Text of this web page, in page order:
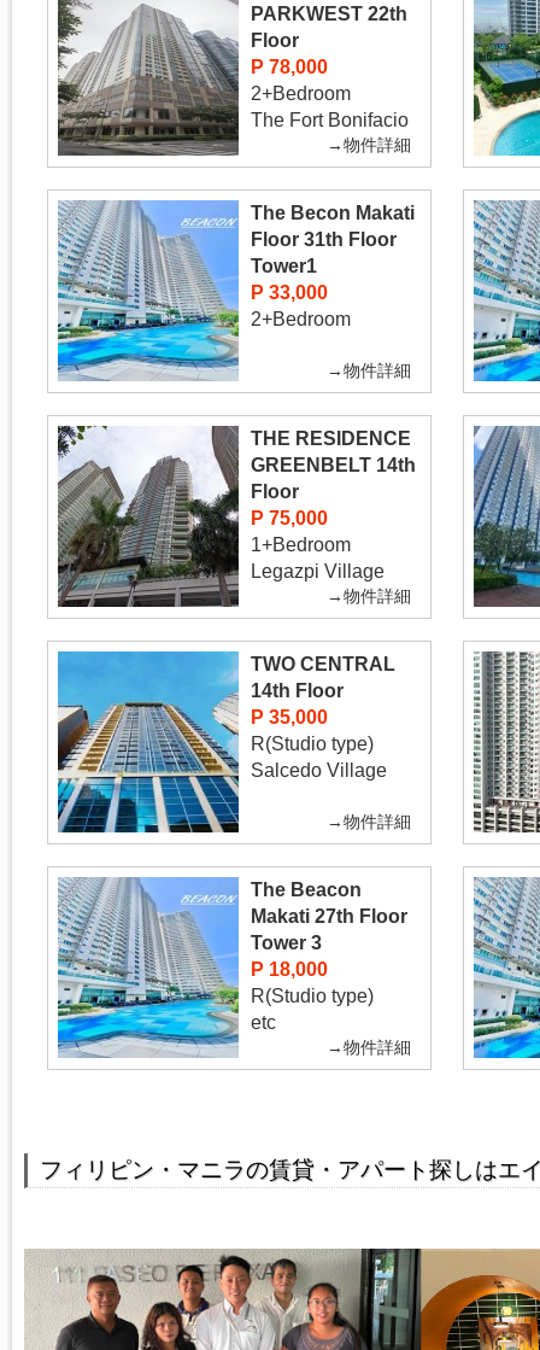
PARKWEST 22th
Floor
P 78,000
2+Bedroom
The Fort Bonifacio
→物件詳細
The Becon Makati
Floor 31th Floor
Tower1
P 33,000
2+Bedroom
→物件詳細
THE RESIDENCE
GREENBELT 14th
Floor
P 75,000
1+Bedroom
Legazpi Village
→物件詳細
TWO CENTRAL
14th Floor
P 35,000
R(Studio type)
Salcedo Village
→物件詳細
The Beacon
Makati 27th Floor
Tower 3
P 18,000
R(Studio type)
etc
→物件詳細
フィリピン・マニラの賃貸・アパート探しはエ